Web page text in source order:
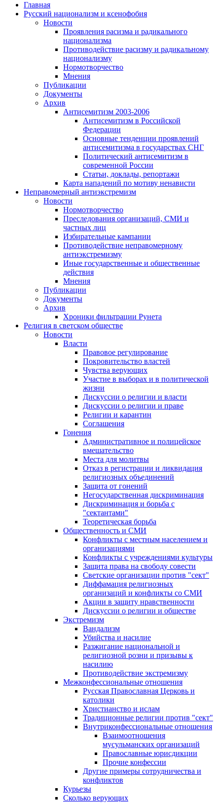
Главная
Русский национализм и ксенофобия
Новости
Проявления расизма и радикального
национализма
Противодействие расизму и радикальному
национализму
Нормотворчество
Мнения
Публикации
Документы
Архив
Антисемитизм 2003-2006
Антисемитизм в Российской
Федерации
Основные тенденции проявлений
антисемитизма в государствах СНГ
Политический антисемитизм в
современной России
Статьи, доклады, репортажи
Карта нападений по мотиву ненависти
Неправомерный антиэкстремизм
Новости
Нормотворчество
Преследования организаций, СМИ и
частных лиц
Избирательные кампании
Противодействие неправомерному
антиэкстремизму
Иные государственные и общественные
действия
Мнения
Публикации
Документы
Архив
Хроники фильтрации Рунета
Религия в светском обществе
Новости
Власти
Правовое регулирование
Покровительство властей
Чувства верующих
Участие в выборах и в политической
жизни
Дискуссии о религии и власти
Дискуссии о религии и праве
Религии и карантин
Соглашения
Гонения
Административное и полицейское
вмешательство
Места для молитвы
Отказ в регистрации и ликвидация
религиозных объединений
Защита от гонений
Негосударственная дискриминация
Дискриминация и борьба с
"сектантами"
Теоретическая борьба
Общественность и СМИ
Конфликты с местным населением и
организациями
Конфликты с учреждениями культуры
Защита права на свободу совести
Светские организации против "сект"
Диффамация религиозных
организаций и конфликты со СМИ
Акции в защиту нравственности
Дискуссии о религии и обществе
Экстремизм
Вандализм
Убийства и насилие
Разжигание национальной и
религиозной розни и призывы к
насилию
Противодействие экстремизму
Межконфессиональные отношения
Русская Православная Церковь и
католики
Христианство и ислам
Традиционные религии против "сект"
Внутриконфессиональные отношения
Взаимоотношения
мусульманских организаций
Православные юрисдикции
Прочие конфессии
Другие примеры сотрудничества и
конфликтов
Курьезы
Сколько верующих